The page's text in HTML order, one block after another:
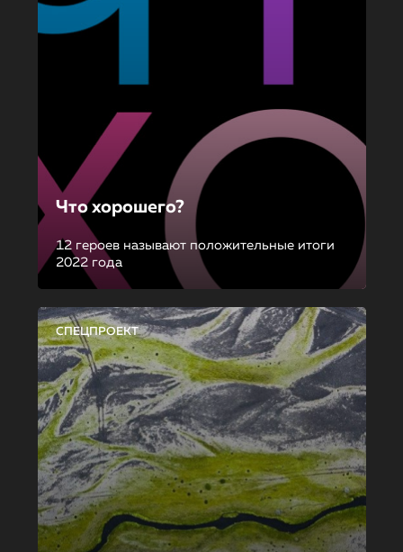
Что хорошего?
12 героев называют положительные итоги
2022 года
СПЕЦПРОЕКТ